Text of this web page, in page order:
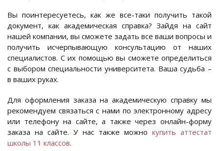
Вы поинтересуетесь, как же все-таки получить такой
документ, как академическая справка? Зайдя на сайт
нашей компании, вы сможете задать все ваши вопросы и
получить исчерпывающую консультацию от наших
специалистов. С их помощью вы сможете определиться
с выбором специальности университета. Ваша судьба –
в ваших руках.
Для оформления заказа на академическую справку мы
рекомендуем связаться с нами по электронному адресу
или телефону на сайте, а также через онлайн-форму
заказа на сайте. У нас также можно купить аттестат
школы 11 классов.